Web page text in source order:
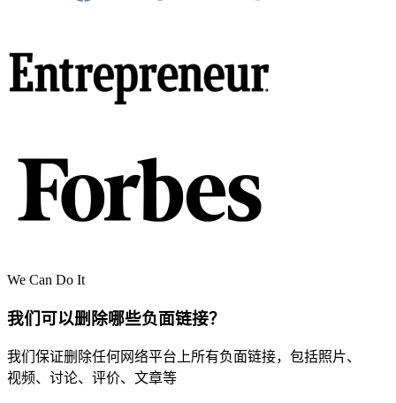
We Can Do It
我们可以删除哪些负面链接？
我们保证删除任何网络平台上所有负面链接，包括照片、
视频、讨论、评价、文章等